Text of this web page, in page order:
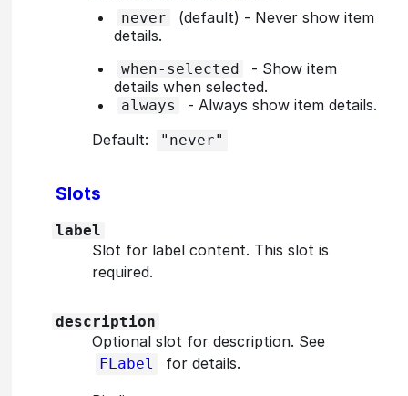
never
(default) - Never show item
details.
when-selected
- Show item
details when selected.
always
- Always show item details.
Default:
"never"
Slots
label
Slot for label content. This slot is
required.
description
Optional slot for description. See
FLabel for details.